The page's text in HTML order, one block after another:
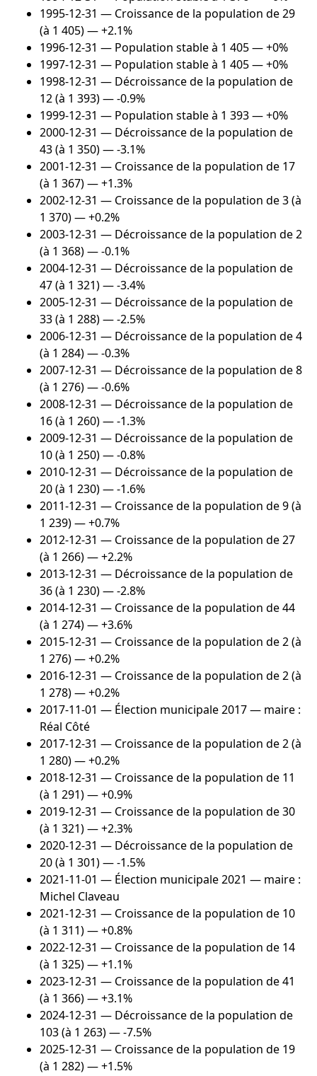
1995-12-31 — Croissance de la population de 29
(à 1 405) — +2.1%
1996-12-31 — Population stable à 1 405 — +0%
1997-12-31 — Population stable à 1 405 — +0%
1998-12-31 — Décroissance de la population de
12 (à 1 393) — -0.9%
1999-12-31 — Population stable à 1 393 — +0%
2000-12-31 — Décroissance de la population de
43 (à 1 350) — -3.1%
2001-12-31 — Croissance de la population de 17
(à 1 367) — +1.3%
2002-12-31 — Croissance de la population de 3 (à
1 370) — +0.2%
2003-12-31 — Décroissance de la population de 2
(à 1 368) — -0.1%
2004-12-31 — Décroissance de la population de
47 (à 1 321) — -3.4%
2005-12-31 — Décroissance de la population de
33 (à 1 288) — -2.5%
2006-12-31 — Décroissance de la population de 4
(à 1 284) — -0.3%
2007-12-31 — Décroissance de la population de 8
(à 1 276) — -0.6%
2008-12-31 — Décroissance de la population de
16 (à 1 260) — -1.3%
2009-12-31 — Décroissance de la population de
10 (à 1 250) — -0.8%
2010-12-31 — Décroissance de la population de
20 (à 1 230) — -1.6%
2011-12-31 — Croissance de la population de 9 (à
1 239) — +0.7%
2012-12-31 — Croissance de la population de 27
(à 1 266) — +2.2%
2013-12-31 — Décroissance de la population de
36 (à 1 230) — -2.8%
2014-12-31 — Croissance de la population de 44
(à 1 274) — +3.6%
2015-12-31 — Croissance de la population de 2 (à
1 276) — +0.2%
2016-12-31 — Croissance de la population de 2 (à
1 278) — +0.2%
2017-11-01 — Élection municipale 2017 — maire :
Réal Côté
2017-12-31 — Croissance de la population de 2 (à
1 280) — +0.2%
2018-12-31 — Croissance de la population de 11
(à 1 291) — +0.9%
2019-12-31 — Croissance de la population de 30
(à 1 321) — +2.3%
2020-12-31 — Décroissance de la population de
20 (à 1 301) — -1.5%
2021-11-01 — Élection municipale 2021 — maire :
Michel Claveau
2021-12-31 — Croissance de la population de 10
(à 1 311) — +0.8%
2022-12-31 — Croissance de la population de 14
(à 1 325) — +1.1%
2023-12-31 — Croissance de la population de 41
(à 1 366) — +3.1%
2024-12-31 — Décroissance de la population de
103 (à 1 263) — -7.5%
2025-12-31 — Croissance de la population de 19
(à 1 282) — +1.5%